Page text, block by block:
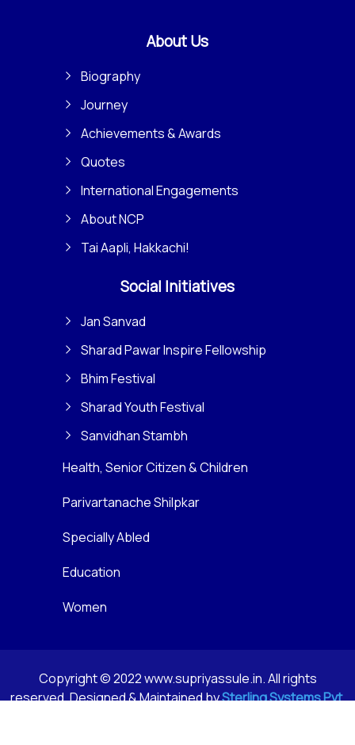
About Us
Biography
Journey
Achievements & Awards
Quotes
International Engagements
About NCP
Tai Aapli, Hakkachi!
Social Initiatives
Jan Sanvad
Sharad Pawar Inspire Fellowship
Bhim Festival
Sharad Youth Festival
Sanvidhan Stambh
Health, Senior Citizen & Children
Parivartanache Shilpkar
Specially Abled
Education
Women
Copyright © 2022 www.supriyassule.in. All rights
reserved. Designed & Maintained bySterling Systems Pvt.